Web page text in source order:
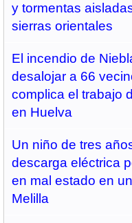
y tormentas
sierras orientales
El incendio de
desalojar a 66
complica el trabajo
en Huelva
Un niño de tres
descarga eléctrica
en mal estado en
Melilla